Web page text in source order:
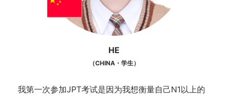
HE
（CHINA・学生）
我第一次参加JPT考试是因为我想衡量自己N1以上的